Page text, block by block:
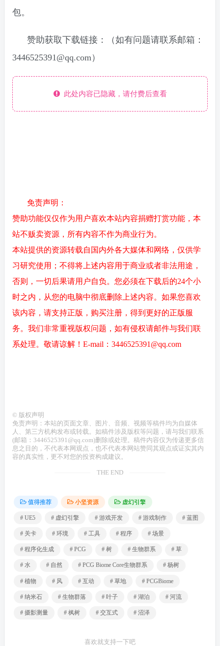
包。
赞助获取下载链接：（如有问题请联系邮箱：
3446525391@qq.com）
此处内容已隐藏，请付费后查看
免责声明：
赞助功能仅仅作为用户喜欢本站内容捐赠打赏功能，本
站不贩卖资源，所有内容不作为商业行为。
本站提供的资源转载自国内外各大媒体和网络，仅供学
习研究使用；不得将上述内容用于商业或者非法用途，
否则，一切后果请用户自负。您必须在下载后的24个小
时之内，从您的电脑中彻底删除上述内容。如果您喜欢
该内容，请支持正版，购买注册，得到更好的正版服
务。我们非常重视版权问题，如有侵权请邮件与我们联
系处理。敬请谅解！E-mail：3446525391@qq.com
© 版权声明
免责声明：本站的页面文章、图片、音频、视频等稿件均为自媒体
人、第三方机构发布或转载。如稿件涉及版权等问题，请与我们联系
(邮箱：3446525391@qq.com)删除或处理。稿件内容仅为传递更多信
息之目的，不代表本网观点，也不代表本网站赞同其观点或证实其内
容的真实性，更不对您的投资构成建议。
THE END
值得推荐 小坚资源 虚幻引擎
# UE5 # 虚幻引擎 # 游戏开发 # 游戏制作 # 蓝图
# 关卡 # 环境 # 工具 # 程序 # 场景
# 程序化生成 # PCG # 树 # 生物群系 # 草
# 水 # 自然 # PCG Biome Core生物群系 # 杨树
# 植物 # 风 # 互动 # 草地 # PCGBiome
# 纳米石 # 生物群落 # 叶子 # 湖泊 # 河流
# 摄影测量 # 枫树 # 交互式 # 沼泽
喜欢就支持一下吧